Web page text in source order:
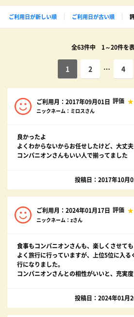
ご利用日が新しい順 ご利用日が古い順
全63件中 1～20件を
1 2 … 4
ご利用月：2017年09月01日 評価
ニックネーム：ミロスさん
良かったよ
よくわからないからお任せしたけど、大丈
コンパニオンさんもいい人で揃ってました
投稿日：2017年10月
ご利用月：2024年01月17日 評価
ニックネーム：zさん
食事もコンパニオンさんも、楽しくさせても
よく旅行に行っていますが、上位5位に入
行になりました。
コンパニオンさんとの相性がいいと、充実度
投稿日：2024年01月